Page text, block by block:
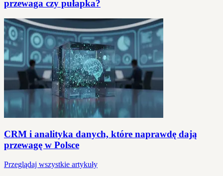
przewaga czy pułapka?
CRM i analityka danych, które naprawdę dają
przewagę w Polsce
Przeglądaj wszystkie artykuły